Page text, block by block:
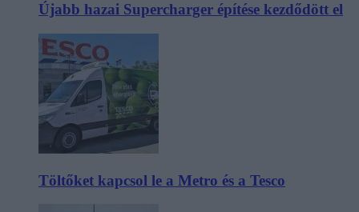
Újabb hazai Supercharger építése kezdődött el
Töltőket kapcsol le a Metro és a Tesco